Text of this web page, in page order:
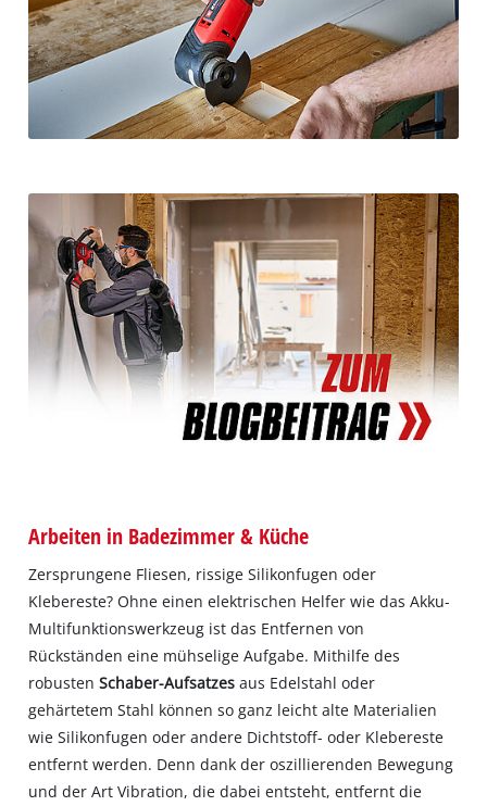
Arbeiten in Badezimmer & Küche
Zersprungene Fliesen, rissige Silikonfugen oder
Klebereste? Ohne einen elektrischen Helfer wie das Akku-
Multifunktionswerkzeug ist das Entfernen von
Rückständen eine mühselige Aufgabe. Mithilfe des
robustenSchaber-Aufsatzesaus Edelstahl oder
gehärtetem Stahl können so ganz leicht alte Materialien
wie Silikonfugen oder andere Dichtstoff- oder Klebereste
entfernt werden. Denn dank der oszillierenden Bewegung
und der Art Vibration, die dabei entsteht, entfernt die